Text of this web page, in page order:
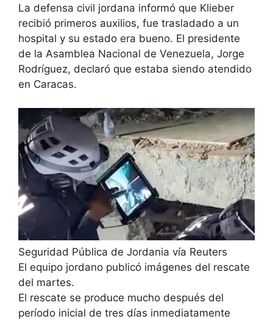
La defensa civil jordana informó que Klieber
recibió primeros auxilios, fue trasladado a un
hospital y su estado era bueno. El presidente
de la Asamblea Nacional de Venezuela, Jorge
Rodríguez, declaró que estaba siendo atendido
en Caracas.
Seguridad Pública de Jordania vía Reuters
El equipo jordano publicó imágenes del rescate
del martes.
El rescate se produce mucho después del
período inicial de tres días inmediatamente